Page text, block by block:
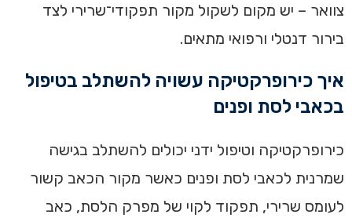
צוואר – יש מקום לשקול מקור תפקודי־שרירי לצד
בירור דנטלי ורפואי מתאים.
איך כירופרקטיקה עשויה להשתלב בטיפול
בכאבי לסת ופנים
כירופרקטיקה וטיפול ידני יכולים להשתלב בגישה
שמרנית לכאבי לסת ופנים כאשר מקור הכאב קשור
לעומס שרירי, תפקוד לקוי של מפרק הלסת, כאב